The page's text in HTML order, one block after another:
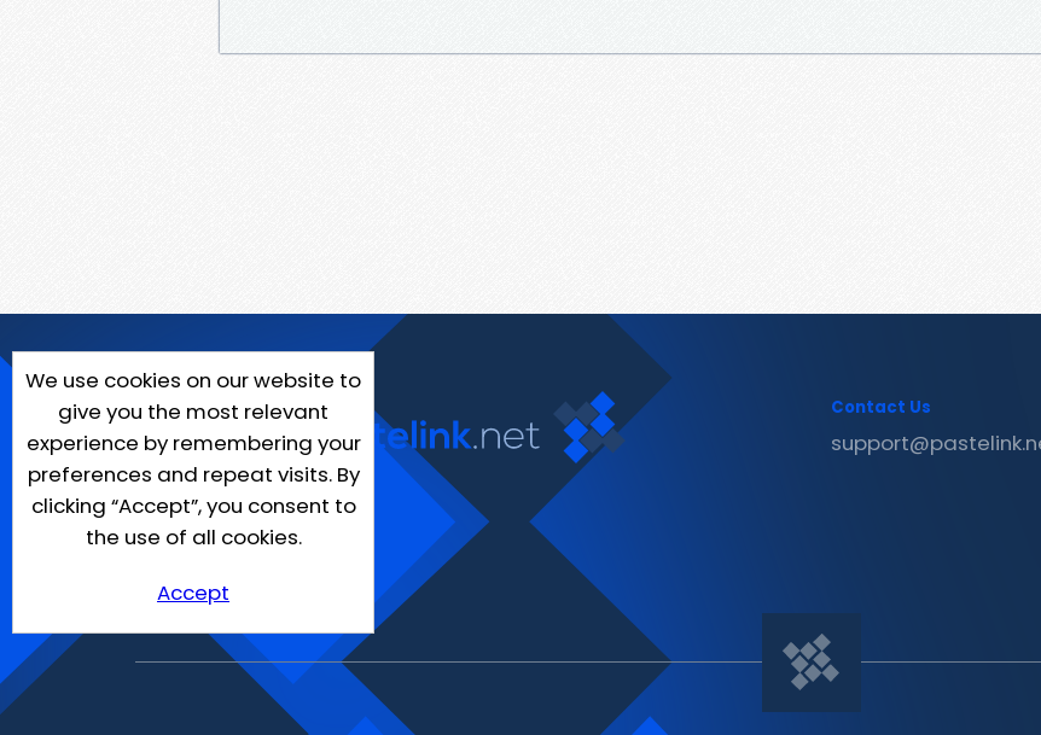
We use cookies on our website to
give you the most relevant
experience by remembering your
preferences and repeat visits. By
clicking “Accept”, you consent to
the use of all cookies.
Accept
Contact Us